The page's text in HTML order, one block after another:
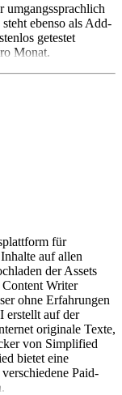
umgangssprachlich
ebenso als Add-
getestet
Monat.
für
auf allen
der Assets
Writer
ohne Erfahrungen
erstellt auf der
originale Texte,
von Simplified
bietet eine
Paid-